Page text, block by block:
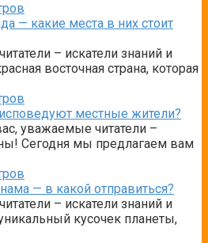
— какие места в них стоит
– искатели знаний и
восточная страна, которая
местные жители?
уважаемые читатели –
Сегодня мы предлагаем вам
— в какой отправиться?
– искатели знаний и
кусочек планеты,